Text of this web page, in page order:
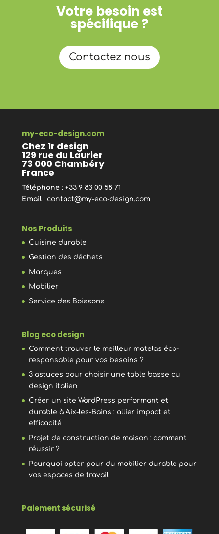
Votre besoin est
spécifique ?
Contactez nous
my-eco-design.com
Chez 1r design
129 rue du Laurier
73 000 Chambéry
France
Téléphone : +33 9 83 00 58 71
Email: contact@my-eco-design.com
Nos Produits
Cuisine durable
Gestion des déchets
Marques
Mobilier
Service des Boissons
Blog eco design
Comment trouver le meilleur matelas éco-
responsable pour vos besoins ?
3 astuces pour choisir une table basse au
design italien
Créer un site WordPress performant et
durable à Aix-les-Bains : allier impact et
efficacité
Projet de construction de maison : comment
réussir ?
Pourquoi opter pour du mobilier durable pour
vos espaces de travail
Paiement sécurisé